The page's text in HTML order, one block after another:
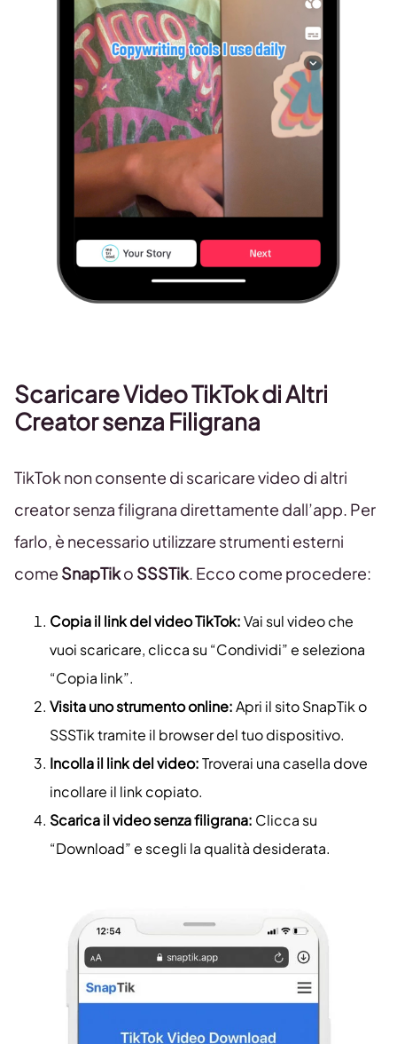
Scaricare Video TikTok di Altri
Creator senza Filigrana
TikTok non consente di scaricare video di altri
creator senza filigrana direttamente dall’app. Per
farlo, è necessario utilizzare strumenti esterni
come SnapTiko SSSTik. Ecco come procedere:
Copia il link del video TikTok:Vai sul video che
vuoi scaricare, clicca su “Condividi” e seleziona
“Copia link”.
Visita uno strumento online:Apri il sito SnapTik o
SSSTik tramite il browser del tuo dispositivo.
Incolla il link del video:Troverai una casella dove
incollare il link copiato.
Scarica il video senza filigrana: Clicca su
“Download” e scegli la qualità desiderata.